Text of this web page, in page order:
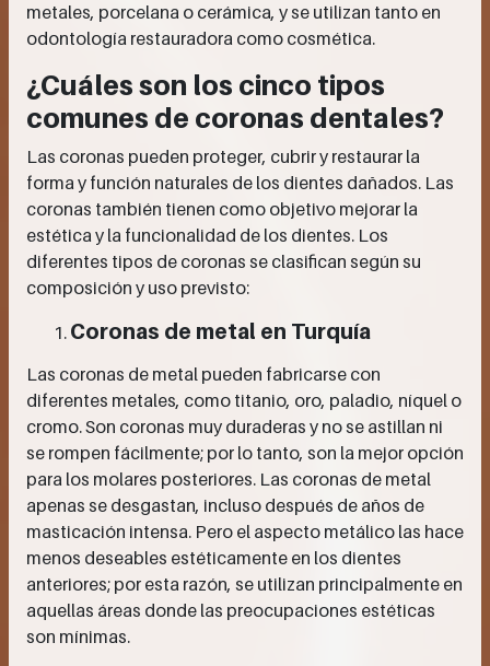
metales, porcelana o cerámica, y se utilizan tanto en
odontología restauradora como cosmética.
¿Cuáles son los cinco tipos
comunes de coronas dentales?
Las coronas pueden proteger, cubrir y restaurar la
forma y función naturales de los dientes dañados. Las
coronas también tienen como objetivo mejorar la
estética y la funcionalidad de los dientes. Los
diferentes tipos de coronas se clasifican según su
composición y uso previsto:
Coronas de metal en Turquía
Las coronas de metal pueden fabricarse con
diferentes metales, como titanio, oro, paladio, níquel o
cromo. Son coronas muy duraderas y no se astillan ni
se rompen fácilmente; por lo tanto, son la mejor opción
para los molares posteriores. Las coronas de metal
apenas se desgastan, incluso después de años de
masticación intensa. Pero el aspecto metálico las hace
menos deseables estéticamente en los dientes
anteriores; por esta razón, se utilizan principalmente en
aquellas áreas donde las preocupaciones estéticas
son mínimas.